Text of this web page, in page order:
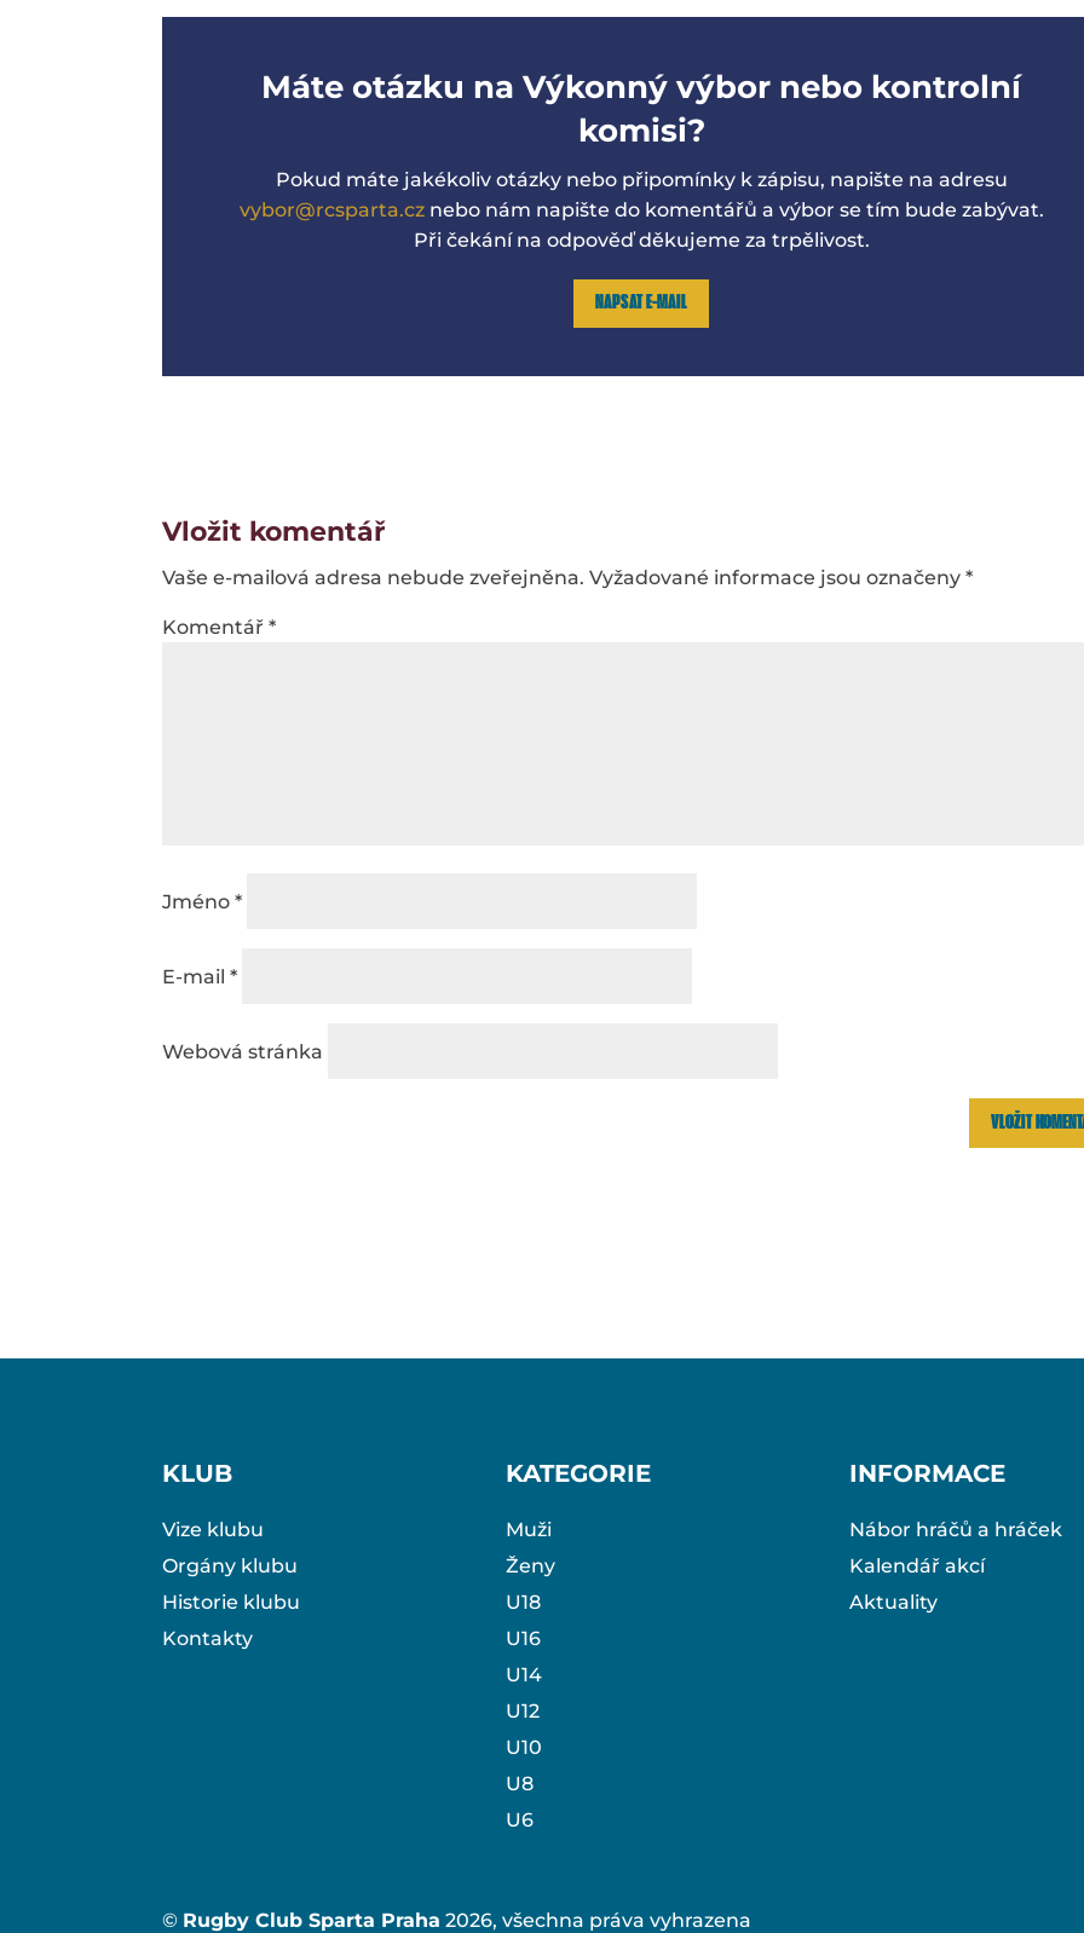
Máte otázku na Výkonný výbor nebo kontrolní
komisi?
Pokud máte jakékoliv otázky nebo připomínky k zápisu, napište na adresu
vybor@rcsparta.cznebo nám napište do komentářů a výbor se tím bude zabývat.
Při čekání na odpověď děkujeme za trpělivost.
NAPSAT E-MAIL
Vložit komentář
Vaše e-mailová adresa nebude zveřejněna. Vyžadované informace jsou označeny*
Komentář*
Jméno*
E-mail*
Webová stránka
KLUB
Vize klubu
Orgány klubu
Historie klubu
Kontakty
KATEGORIE
Muži
Ženy
U18
U16
U14
U12
U10
U8
U6
INFORMACE
Nábor hráčů a hráček
Kalendář akcí
Aktuality
© Rugby Club Sparta Praha 2026, všechna práva vyhrazena